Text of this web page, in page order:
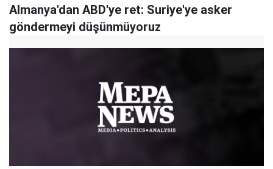
Almanya'dan ABD'ye ret: Suriye'ye asker
göndermeyi düşünmüyoruz